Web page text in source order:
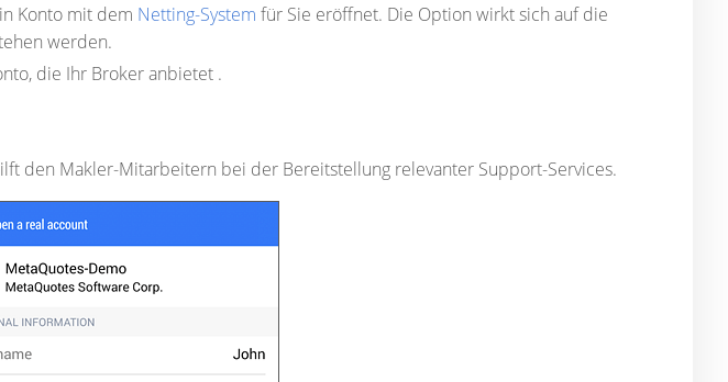
Konto mit dem Netting-System für Sie eröffnet. Die Option wirkt sich auf die
werden.
die Ihr Broker anbietet .
den Makler-Mitarbeitern bei der Bereitstellung relevanter Support-Services.